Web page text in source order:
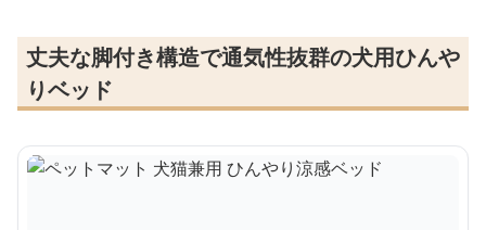
丈夫な脚付き構造で通気性抜群の犬用ひんや
りベッド